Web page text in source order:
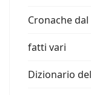
Cronache dal
fatti vari
Dizionario